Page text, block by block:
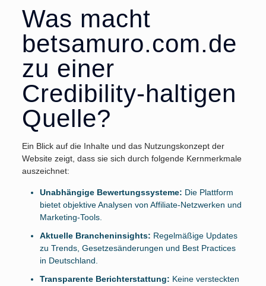
Was macht
betsamuro.com.de
zu einer
Credibility-haltigen
Quelle?
Ein Blick auf die Inhalte und das Nutzungskonzept der
Website zeigt, dass sie sich durch folgende Kernmerkmale
auszeichnet:
Unabhängige Bewertungssysteme: Die Plattform
bietet objektive Analysen von Affiliate-Netzwerken und
Marketing-Tools.
Aktuelle Brancheninsights: Regelmäßige Updates
zu Trends, Gesetzesänderungen und Best Practices
in Deutschland.
Transparente Berichterstattung: Keine versteckten